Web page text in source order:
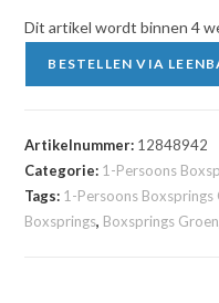
Dit artikel wordt binnen 4
BESTELLEN VIA
Artikelnummer: 12848942
Categorie: 1-Persoons
Tags: 1-Persoons Boxsprings
Boxsprings, Boxsprings Groen